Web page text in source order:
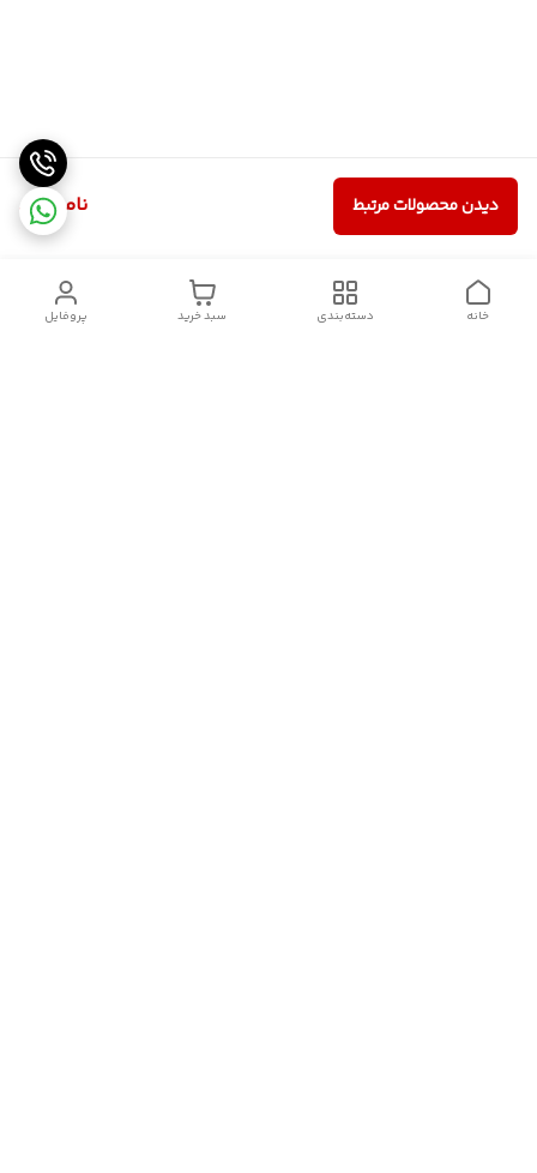
ناموجود دیدن محصولات مرتبط
پروفایل سبد خرید دسته‌بندی خانه